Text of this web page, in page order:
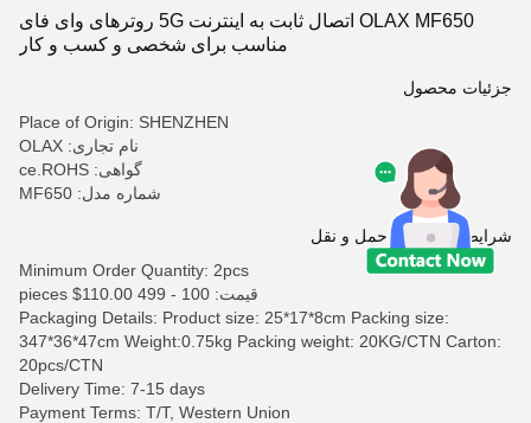
OLAX MF650 اتصال ثابت به اینترنت 5G روترهای وای فای
مناسب برای شخصی و کسب و کار
جزئیات محصول
Place of Origin: SHENZHEN
نام تجاری: OLAX
گواهی: ce.ROHS
شماره مدل: MF650
شرایط پرداخت و حمل و نقل
Minimum Order Quantity: 2pcs
قیمت: 100 - 499 pieces $110.00
Packaging Details: Product size: 25*17*8cm Packing size:
347*36*47cm Weight:0.75kg Packing weight: 20KG/CTN Carton:
20pcs/CTN
Delivery Time: 7-15 days
Payment Terms: T/T, Western Union